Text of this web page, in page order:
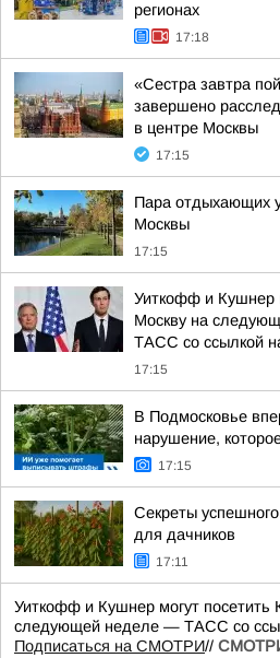
регионах
17:18
«Сестра завтра
завершено
в центре Москвы
17:15
Пара отдыхающих
Москвы
17:15
Уиткофф и Кушнер
Москву на
ТАСС со ссылкой
17:15
В Подмосковье
нарушение,
17:15
Секреты
для дачников
17:11
Уиткофф и Кушнер могут посетить
следующей неделе — ТАСС со
Подписаться на СМОТРИ//